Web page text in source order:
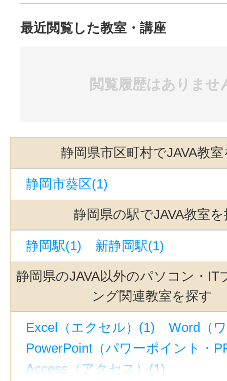
最近閲覧した教室・講座
閲覧履歴はありませ
静岡県市区町村でJAVA教
静岡市葵区(1)
静岡県の駅でJAVA教室
静岡駅(1)
新静岡駅(1)
静岡県のJAVA以外のパソコン・IT
ング関連教室を探す
Excel（エクセル）(1)
Word（
PowerPoint（パワーポイント・
Access（アクセス）(1)